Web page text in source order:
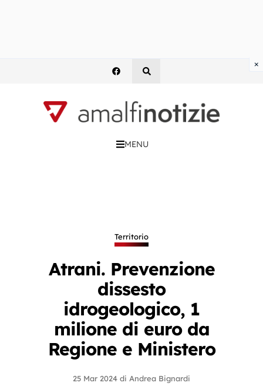
MENU
Territorio
Atrani. Prevenzione
dissesto
idrogeologico, 1
milione di euro da
Regione e Ministero
25 Mar 2024 di Andrea Bignardi
×